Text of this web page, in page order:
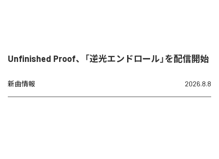
Unfinished Proof、「逆光エンドロール」を配信開始
新曲情報 2026.8.8